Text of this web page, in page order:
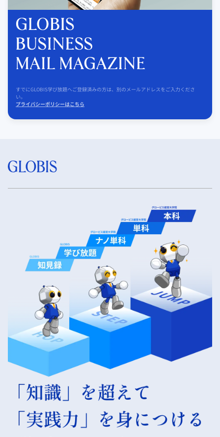
すでにGLOBIS学び放題へご登録済みの方は、別のメールアドレスをご入力くださ
い。
プライバシーポリシーはこちら